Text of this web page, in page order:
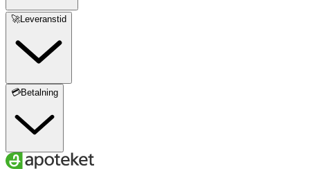
🚀Leveranstid
💳Betalning